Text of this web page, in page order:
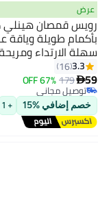
عرض
رويس قمصان هينلي
سهلة الارتداء
مناسبة للارتداء
الطلق
3.3
16
59
179
67% OFF
توصيل مجاني
توصيل مجاني
خصم إضافي %15 + 1